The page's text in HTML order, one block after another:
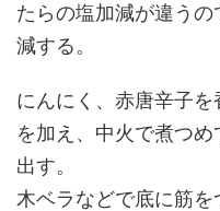
たらの塩加減が違う
減する。
にんにく、赤唐辛子
を加え、中火で煮つ
出す。
木ベラなどで底に筋